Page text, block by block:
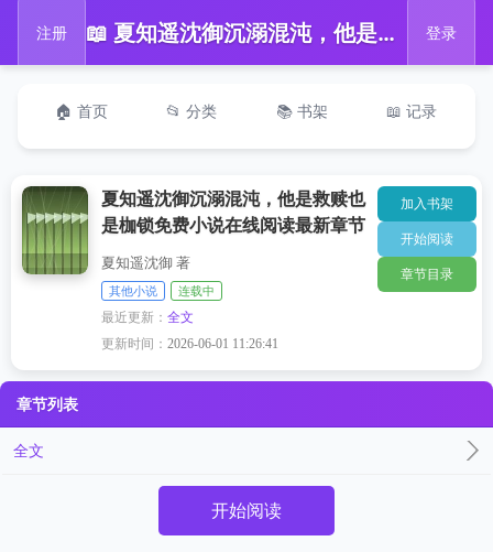
注册 📖 夏知遥沈御沉溺混沌，他是救赎也是枷锁免费小说在线阅读最新章节 登录
🏠 首页 📂 分类 📚 书架 📖 记录
夏知遥沈御沉溺混沌，他是救赎也
是枷锁免费小说在线阅读最新章节
夏知遥沈御 著
其他小说 连载中
最近更新：全文
更新时间：2026-06-01 11:26:41
加入书架
开始阅读
章节目录
章节列表
全文
开始阅读